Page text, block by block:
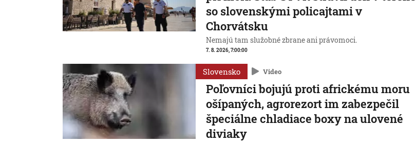
so slovenskými policajtami v
Chorvátsku
Nemajú tam služobné zbrane ani právomoci.
7. 8. 2026, 7:00:00
Slovensko Video
Poľovníci bojujú proti africkému moru
ošípaných, agrorezort im zabezpečil
špeciálne chladiace boxy na ulovené
diviaky